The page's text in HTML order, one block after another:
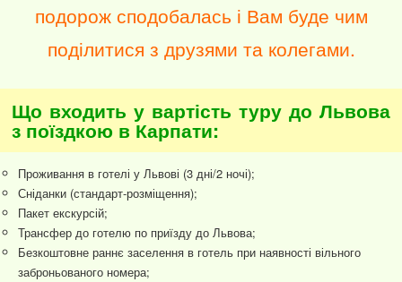
подорож сподобалась і Вам буде чим
поділитися з друзями та колегами.
Що входить у вартість туру до Львова
з поїздкою в Карпати:
Проживання в готелі у Львові (3 дні/2 ночі);
Сніданки (стандарт-розміщення);
Пакет екскурсій;
Трансфер до готелю по приїзду до Львова;
Безкоштовне раннє заселення в готель при наявності вільного
заброньованого номера;